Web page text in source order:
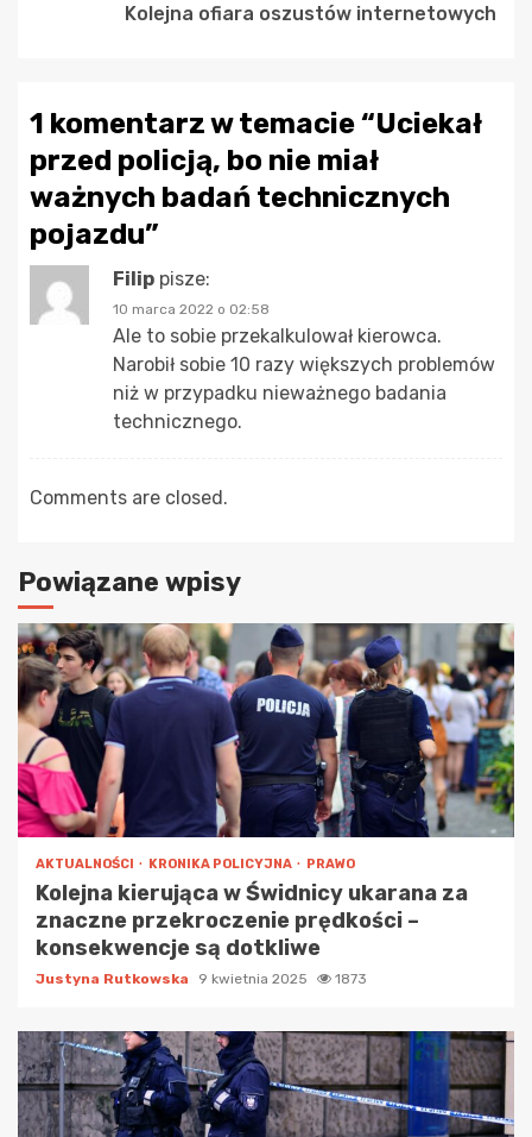
Kolejna ofiara oszustów internetowych
1 komentarz w temacie “Uciekał
przed policją, bo nie miał
ważnych badań technicznych
pojazdu”
Filip pisze:
10 marca 2022 o 02:58
Ale to sobie przekalkulował kierowca.
Narobił sobie 10 razy większych problemów
niż w przypadku nieważnego badania
technicznego.
Comments are closed.
Powiązane wpisy
AKTUALNOŚCI KRONIKA POLICYJNA PRAWO
Kolejna kierująca w Świdnicy ukarana za
znaczne przekroczenie prędkości –
konsekwencje są dotkliwe
Justyna Rutkowska 9 kwietnia 2025 1873